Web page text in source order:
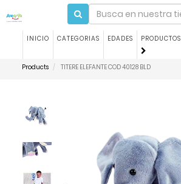
INICIO CATEGORIAS EDADES PRODUCTOS
Products TITERE ELEFANTE COD 40128 BLD